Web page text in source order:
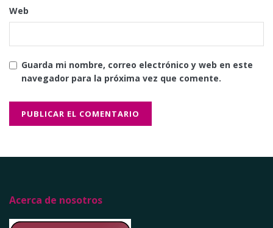
Web
Guarda mi nombre, correo electrónico y web en este
navegador para la próxima vez que comente.
Acerca de nosotros